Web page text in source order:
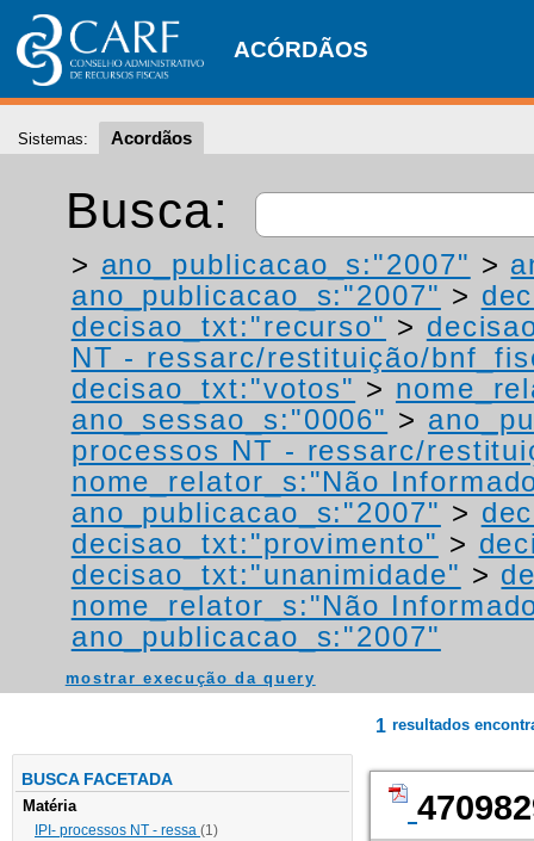
ACÓRDÃOS
Sistemas: Acordãos
Busca:
> ano_publicacao_s:"2007" >
ano_publicacao_s:"2007" >
decisao_txt:"recurso" >
NT - ressarc/restituição/
decisao_txt:"votos" >
ano_sessao_s:"0006" >
processos NT - ressarc/
nome_relator_s:"Não
ano_publicacao_s:"2007" >
decisao_txt:"provimento" >
decisao_txt:"unanimidade" >
nome_relator_s:"Não
ano_publicacao_s:"2007"
mostrar execução da query
BUSCA FACETADA
Matéria
IPI- processos NT - ressa (1)
1 resultados